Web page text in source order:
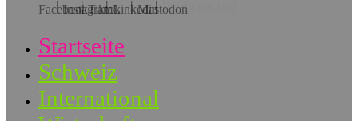
Hol dir die App!
Startseite
Schweiz
International